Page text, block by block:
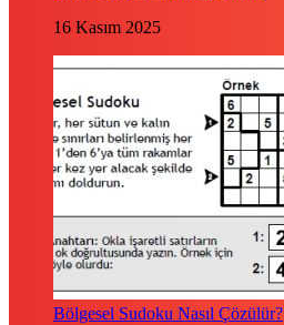
16 Kasım 2025
Bölgesel Sudoku Nasıl Çözülür?